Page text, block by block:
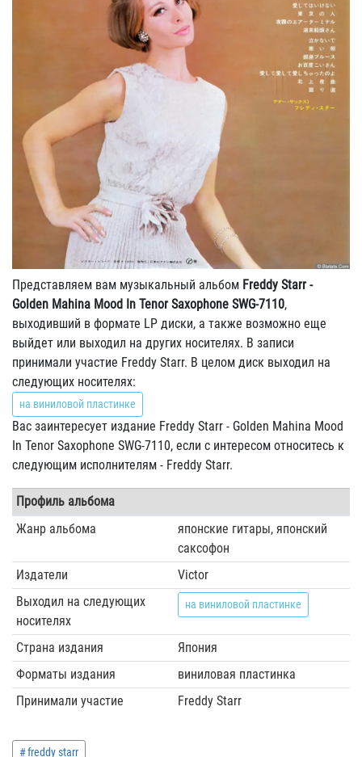
Представляем вам музыкальный альбом Freddy Starr -
Golden Mahina Mood In Tenor Saxophone SWG-7110,
выходивший в формате LP диски, а также возможно еще
выйдет или выходил на других носителях. В записи
принимали участие Freddy Starr. В целом диск выходил на
следующих носителях:
на виниловой пластинке
Вас заинтересует издание Freddy Starr - Golden Mahina Mood
In Tenor Saxophone SWG-7110, если с интересом относитесь к
следующим исполнителям - Freddy Starr.
Профиль альбома
Жанр альбома
японские гитары, японский
саксофон
Издатели
Victor
Выходил на следующих
носителях
на виниловой пластинке
Страна издания
Япония
Форматы издания
виниловая пластинка
Принимали участие
Freddy Starr
freddy starr